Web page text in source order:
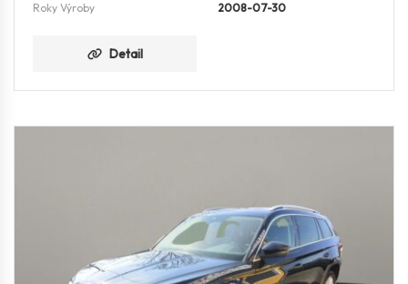
Roky Výroby
2008-07-30
Detail